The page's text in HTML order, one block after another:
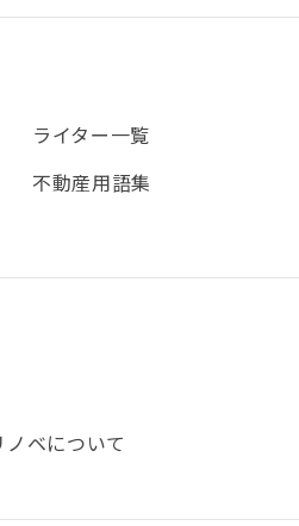
#渋谷
#ふるさと納税
ディング #JR京浜東北線
急東横線
ライター一覧
不動産用語集
ベについて